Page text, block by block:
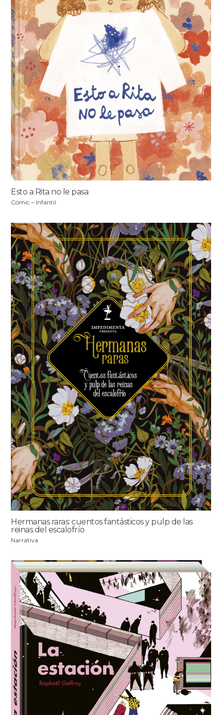
Esto a Rita no le pasa
Cómic – Infantil
Hermanas raras: cuentos fantásticos y pulp de las
reinas del escalofrío
Narrativa